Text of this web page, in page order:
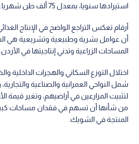
استيرادها سنويا، بمعدل 75 ألف طن شهريا.
أرقام تعكس التراجع الواضح في الإنتاج
أن عوامل بشرية وطبيعية وتشريعية هي
المساحات الزراعية وتدني إنتاجيتها في الأردن.
اختلال التوزع السكاني والهجرات الداخلية
شمل النواحي العمرانية والصناعية
لتثبيت المزارعين في أراضيهم، وتغير قيمة
من شأنها أن تسهم في فقدان مساحات
المنتجة في الشوبك.